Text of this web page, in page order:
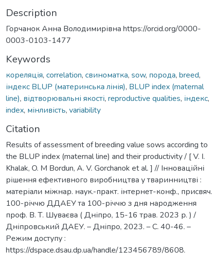
Description
Горчанок Анна Володимирівна https://orcid.org/0000-
0003-0103-1477
Keywords
кореляція, correlation, свиноматка, sow, порода, breed,
індекс BLUP (материнська лінія), BLUP index (maternal
line), відтворювальні якості, reproductive qualities, індекс,
index, мінливість, variability
Citation
Results of assessment of breeding value sows according to
the BLUP index (maternal line) and their productivity / [ V. I.
Khalak, O. M Bordun, A. V. Gorchanok et al. ] // Інноваційні
рішення ефективного виробництва у тваринництві :
матеріали міжнар. наук.-практ. інтернет-конф., присвяч.
100-річчю ДДАЕУ та 100-річчю з дня народження
проф. В. Т. Шуваєва ( Дніпро, 15-16 трав. 2023 р. ) /
Дніпровський ДАЕУ. – Дніпро, 2023. – С. 40-46. –
Режим доступу :
https://dspace.dsau.dp.ua/handle/123456789/8608.